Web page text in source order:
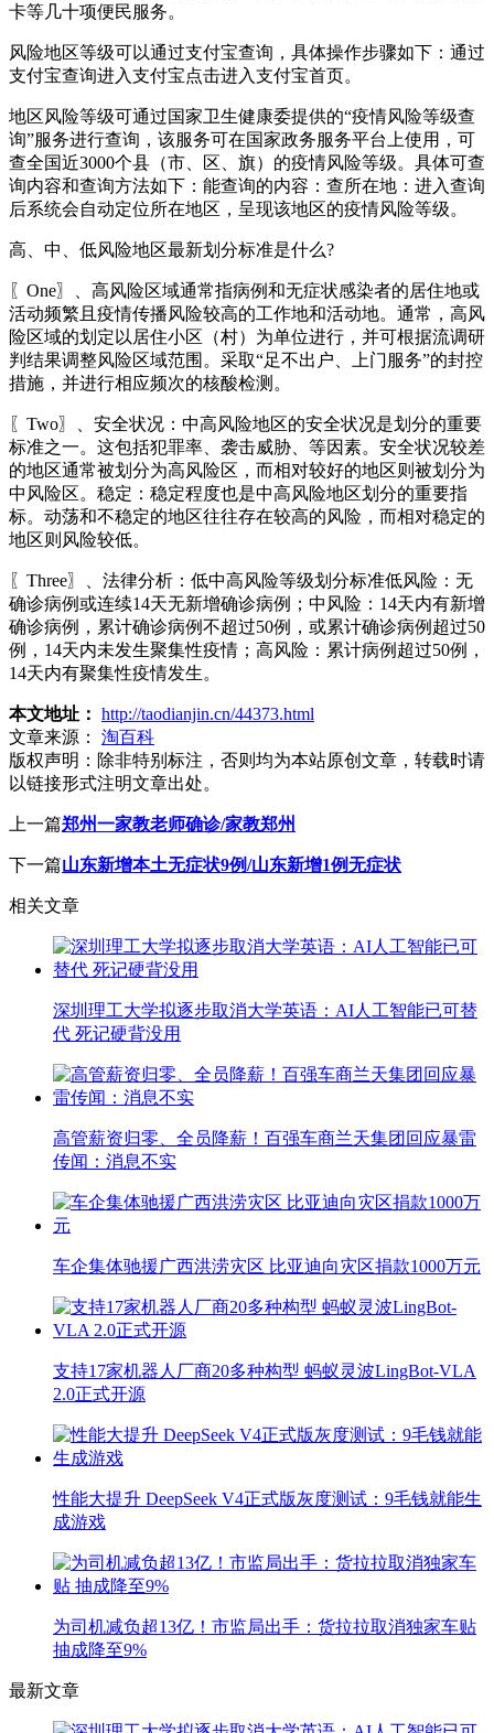
卡等几十项便民服务。
风险地区等级可以通过支付宝查询，具体操作步骤如下：通过
支付宝查询进入支付宝点击进入支付宝首页。
地区风险等级可通过国家卫生健康委提供的“疫情风险等级查
询”服务进行查询，该服务可在国家政务服务平台上使用，可
查全国近3000个县（市、区、旗）的疫情风险等级。具体可查
询内容和查询方法如下：能查询的内容：查所在地：进入查询
后系统会自动定位所在地区，呈现该地区的疫情风险等级。
高、中、低风险地区最新划分标准是什么?
〖One〗、高风险区域通常指病例和无症状感染者的居住地或
活动频繁且疫情传播风险较高的工作地和活动地。通常，高风
险区域的划定以居住小区（村）为单位进行，并可根据流调研
判结果调整风险区域范围。采取“足不出户、上门服务”的封控
措施，并进行相应频次的核酸检测。
〖Two〗、安全状况：中高风险地区的安全状况是划分的重要
标准之一。这包括犯罪率、袭击威胁、等因素。安全状况较差
的地区通常被划分为高风险区，而相对较好的地区则被划分为
中风险区。稳定：稳定程度也是中高风险地区划分的重要指
标。动荡和不稳定的地区往往存在较高的风险，而相对稳定的
地区则风险较低。
〖Three〗、法律分析：低中高风险等级划分标准低风险：无
确诊病例或连续14天无新增确诊病例；中风险：14天内有新增
确诊病例，累计确诊病例不超过50例，或累计确诊病例超过50
例，14天内未发生聚集性疫情；高风险：累计病例超过50例，
14天内有聚集性疫情发生。
本文地址： http://taodianjin.cn/44373.html
文章来源：
淘百科
版权声明： 除非特别标注，否则均为本站原创文章，转载时请
以链接形式注明文章出处。
上一篇郑州一家教老师确诊/家教郑州
下一篇山东新增本土无症状9例/山东新增1例无症状
相关文章
深圳理工大学拟逐步取消大学英语：AI人工智能已可替
代 死记硬背没用
高管薪资归零、全员降薪！百强车商兰天集团回应暴雷
传闻：消息不实
车企集体驰援广西洪涝灾区 比亚迪向灾区捐款1000万元
支持17家机器人厂商20多种构型 蚂蚁灵波LingBot-VLA
2.0正式开源
性能大提升 DeepSeek V4正式版灰度测试：9毛钱就能生
成游戏
为司机减负超13亿！市监局出手：货拉拉取消独家车贴
抽成降至9%
最新文章